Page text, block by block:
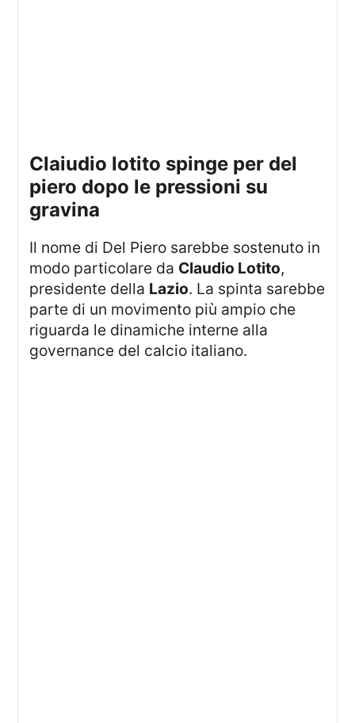
claiudio lotito spinge per del
piero dopo le pressioni su
gravina
Il nome di Del Piero sarebbe sostenuto in
modo particolare da Claudio Lotito,
presidente della Lazio. La spinta sarebbe
parte di un movimento più ampio che
riguarda le dinamiche interne alla
governance del calcio italiano.